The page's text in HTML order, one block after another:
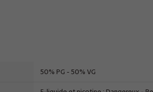
50% PG - 50% VG